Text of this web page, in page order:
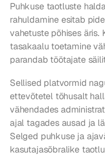
Puhkuse taotluste
rahuldamine esitab
vahetuste põhises äris.
tasakaalu toetamine
parandab töötajate
Sellised platvormid
ettevõtetel tõhusalt
vähendades
ajal tagades ausad ja
Selged puhkuse ja
kasutajasõbralike